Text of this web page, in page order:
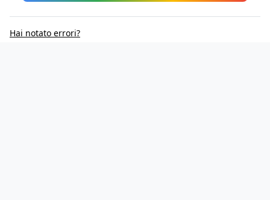
Hai notato errori?